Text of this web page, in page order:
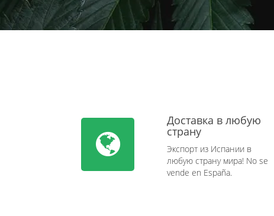
Доставка в любую
страну
Экспорт из Испании в
любую страну мира! No se
vende en España.